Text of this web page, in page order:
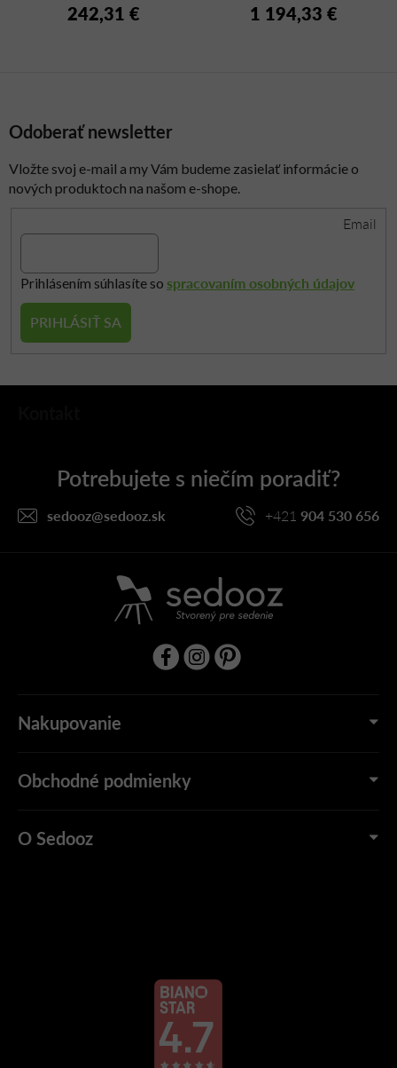
242,31 € 1 194,33 €
Odoberať newsletter
Vložte svoj e-mail a my Vám budeme zasielať informácie o
nových produktoch na našom e-shope.
Email
Prihlásením súhlasíte so spracovaním osobných údajov
PRIHLÁSIŤ SA
Z
sedooz@sedooz.sk +421 904 530 656
Nakupovanie
Obchodné podmienky
O Sedooz